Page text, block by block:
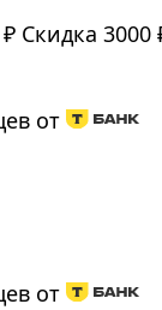
Скидка 3000
от
от